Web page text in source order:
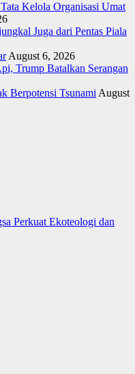
Kelola Organisasi Umat
Juga dari Pentas Piala
August 6, 2026
Trump Batalkan Serangan
Berpotensi Tsunami August
Perkuat Ekoteologi dan